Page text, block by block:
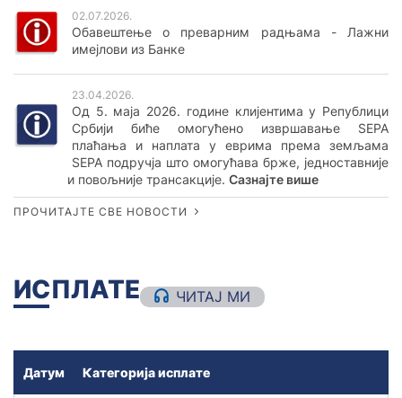
ОСТАЛО
Трајни налог
Директно задужење
Мењачки послови
Трансфери новца
Издавање сефова
Осигурање
Изводи по рачуну
ПРЕГЛЕД УСЛУГА И НАКНАДА
ТАРИФА НАКНАДА
ПРЕГЛЕД УСЛУГА И НАКНАДА
02.07.2026.
Обавештење о преварним радњама - Лажни
имејлови из Банке
23.04.2026.
Од 5. маја 2026. године клијентима у Републици
Србији биће омогућено извршавање SEPA
плаћања и наплата у еврима према земљама
SEPA подручја што омогућава брже, једноставније
и повољније трансакције. Сазнајте више
ПРОЧИТАЈТЕ СВЕ НОВОСТИ
ИСПЛАТЕ ЧИТАЈ МИ
Датум Категорија исплате